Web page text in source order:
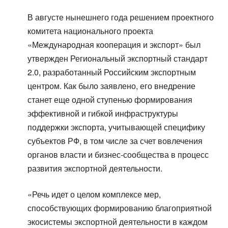
В августе нынешнего года решением проектного
комитета национального проекта
«Международная кооперация и экспорт» был
утвержден Региональный экспортный стандарт
2.0, разработанный Российским экспортным
центром. Как было заявлено, его внедрение
станет еще одной ступенью формирования
эффективной и гибкой инфраструктуры
поддержки экспорта, учитывающей специфику
субъектов РФ, в том числе за счет вовлечения
органов власти и бизнес-сообщества в процесс
развития экспортной деятельности.
«Речь идет о целом комплексе мер,
способствующих формированию благоприятной
экосистемы экспортной деятельности в каждом